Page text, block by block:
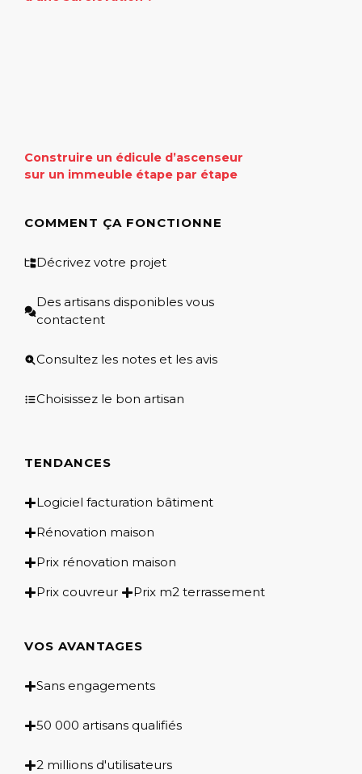
Construire un édicule d’ascenseur
sur un immeuble étape par étape
COMMENT ÇA FONCTIONNE
Décrivez votre projet
Des artisans disponibles vous
contactent
Consultez les notes et les avis
Choisissez le bon artisan
TENDANCES
Logiciel facturation bâtiment
Rénovation maison
Prix rénovation maison
Prix couvreur
Prix m2 terrassement
VOS AVANTAGES
Sans engagements
50 000 artisans qualifiés
2 millions d'utilisateurs